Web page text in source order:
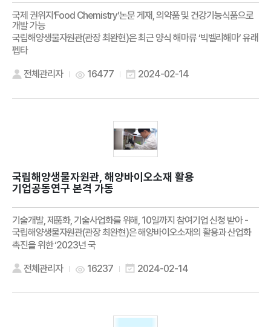
국제 권위지‘Food Chemistry’논문 게재, 의약품 및 건강기능식품으로
개발 가능
국립해양생물자원관(관장 최완현)은 최근 양식 해마류 ‘빅벨리해마’ 유래
펩타
전체관리자 16477 2024-02-14
국립해양생물자원관, 해양바이오소재 활용
기업공동연구 본격 가동
기술개발, 제품화, 기술사업화를 위해, 10일까지 참여기업 신청 받아 -
국립해양생물자원관(관장 최완현)은 해양바이오소재의 활용과 산업화
촉진을 위한 ‘2023년 국
전체관리자 16237 2024-02-14